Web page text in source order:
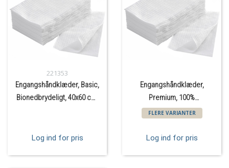
221353
Engangshåndklæder, Basic,
Bionedbrydeligt, 40x60 cm.
Log ind for pris
Engangshåndklæder,
Premium, 100%
Bionedbrydelige
FLERE VARIANTER
Log ind for pris